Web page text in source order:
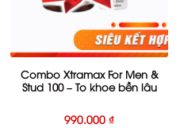
Combo Xtramax For Men &
Stud 100 – To khoe bền lâu
990.000 ₫